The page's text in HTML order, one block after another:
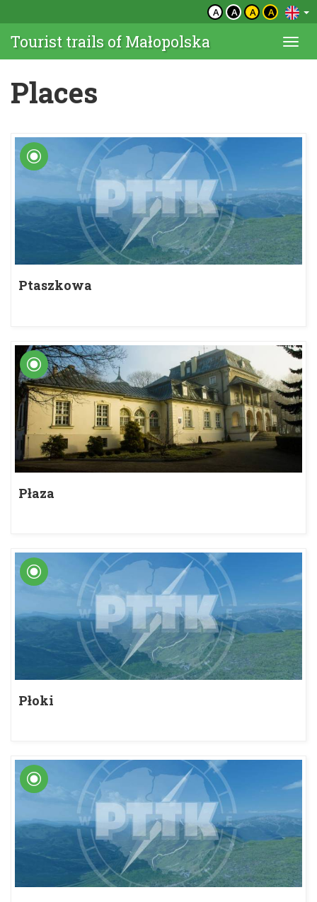
A A A A
Tourist trails of Małopolska
Places
Ptaszkowa
Płaza
Płoki